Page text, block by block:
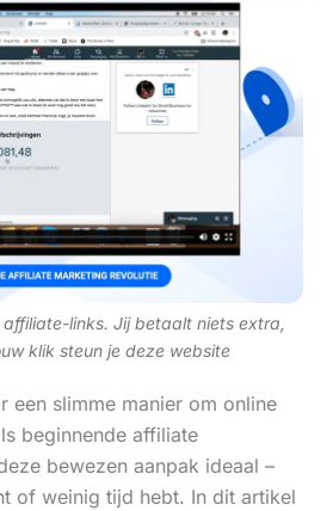
links. Jij betaalt niets extra,
klik steun je deze website
een slimme manier om online
beginnende affiliate
bewezen aanpak ideaal –
of weinig tijd hebt. In dit artikel